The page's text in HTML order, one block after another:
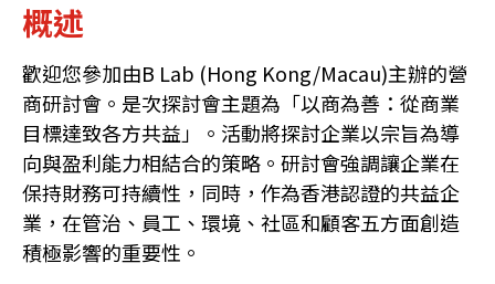
概述
歡迎您參加由B Lab (Hong Kong/Macau)主辦的營
商研討會。是次探討會主題為「以商為善：從商業
目標達致各方共益」。活動將探討企業以宗旨為導
向與盈利能力相結合的策略。研討會強調讓企業在
保持財務可持續性，同時，作為香港認證的共益企
業，在管治、員工、環境、社區和顧客五方面創造
積極影響的重要性。